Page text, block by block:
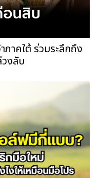
ภาคใต้ ร่วมระลึกถึง
งลับ